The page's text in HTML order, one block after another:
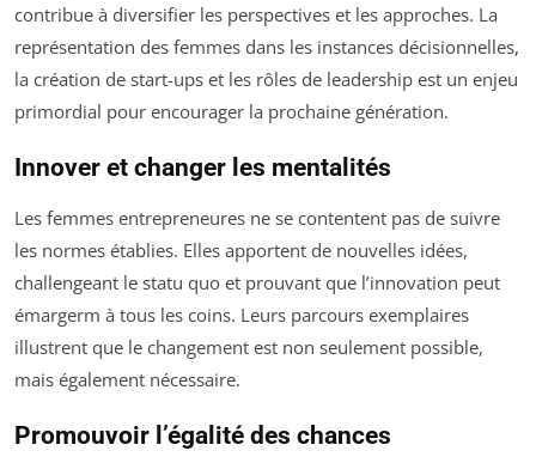
contribue à diversifier les perspectives et les approches. La
représentation des femmes dans les instances décisionnelles,
la création de start-ups et les rôles de leadership est un enjeu
primordial pour encourager la prochaine génération.
Innover et changer les mentalités
Les femmes entrepreneures ne se contentent pas de suivre
les normes établies. Elles apportent de nouvelles idées,
challengeant le statu quo et prouvant que l’innovation peut
émargerm à tous les coins. Leurs parcours exemplaires
illustrent que le changement est non seulement possible,
mais également nécessaire.
Promouvoir l’égalité des chances